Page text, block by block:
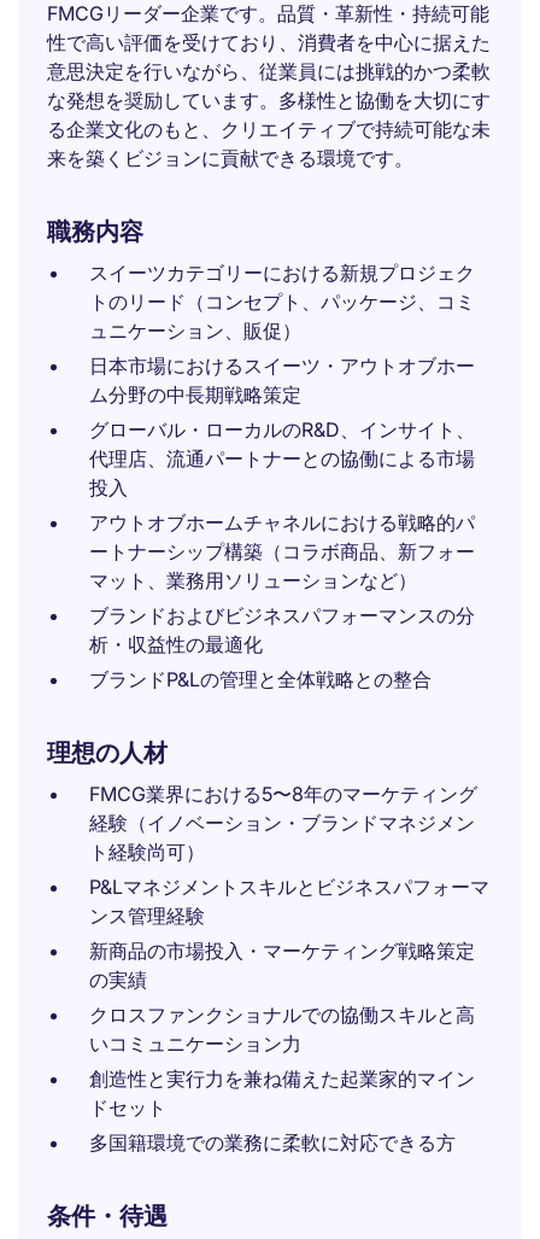
FMCGリーダー企業です。品質・革新性・持続可能
性で高い評価を受けており、消費者を中心に据えた
意思決定を行いながら、従業員には挑戦的かつ柔軟
な発想を奨励しています。多様性と協働を大切にす
る企業文化のもと、クリエイティブで持続可能な未
来を築くビジョンに貢献できる環境です。
職務内容
スイーツカテゴリーにおける新規プロジェク
トのリード（コンセプト、パッケージ、コミ
ュニケーション、販促）
日本市場におけるスイーツ・アウトオブホー
ム分野の中長期戦略策定
グローバル・ローカルのR&D、インサイト、
代理店、流通パートナーとの協働による市場
投入
アウトオブホームチャネルにおける戦略的パ
ートナーシップ構築（コラボ商品、新フォー
マット、業務用ソリューションなど）
ブランドおよびビジネスパフォーマンスの分
析・収益性の最適化
ブランドP&Lの管理と全体戦略との整合
理想の人材
FMCG業界における5〜8年のマーケティング
経験（イノベーション・ブランドマネジメン
ト経験尚可）
P&Lマネジメントスキルとビジネスパフォーマ
ンス管理経験
新商品の市場投入・マーケティング戦略策定
の実績
クロスファンクショナルでの協働スキルと高
いコミュニケーション力
創造性と実行力を兼ね備えた起業家的マイン
ドセット
多国籍環境での業務に柔軟に対応できる方
条件・待遇